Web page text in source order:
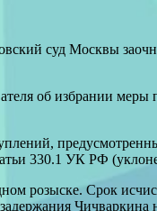
суд Москвы
об избрании
330.1 УК РФ
розыске. Срок
Чичваркина